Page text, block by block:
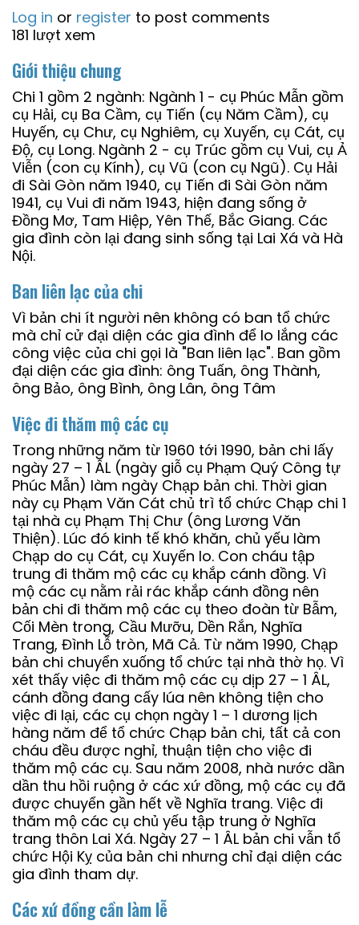
Log in or register to post comments
181 lượt xem
Giới thiệu chung
Chi 1 gồm 2 ngành: Ngành 1 - cụ Phúc Mẫn gồm
cụ Hải, cụ Ba Cầm, cụ Tiến (cụ Năm Cầm), cụ
Huyến, cụ Chư, cụ Nghiêm, cụ Xuyến, cụ Cát, cụ
Độ, cụ Long. Ngành 2 - cụ Trúc gồm cụ Vui, cụ Ả
Viễn (con cụ Kính), cụ Vũ (con cụ Ngũ). Cụ Hải
đi Sài Gòn năm 1940, cụ Tiến đi Sài Gòn năm
1941, cụ Vui đi năm 1943, hiện đang sống ở
Đồng Mơ, Tam Hiệp, Yên Thế, Bắc Giang. Các
gia đình còn lại đang sinh sống tại Lai Xá và Hà
Nội.
Ban liên lạc của chi
Vì bản chi ít người nên không có ban tổ chức
mà chỉ cử đại diện các gia đình để lo lắng các
công việc của chi gọi là "Ban liên lạc". Ban gồm
đại diện các gia đình: ông Tuấn, ông Thành,
ông Bảo, ông Bình, ông Lân, ông Tâm
Việc đi thăm mộ các cụ
Trong những năm từ 1960 tới 1990, bản chi lấy
ngày 27 – 1 ÂL (ngày giỗ cụ Phạm Quý Công tự
Phúc Mẫn) làm ngày Chạp bản chi. Thời gian
này cụ Phạm Văn Cát chủ trì tổ chức Chạp chi 1
tại nhà cụ Phạm Thị Chư (ông Lương Văn
Thiện). Lúc đó kinh tế khó khăn, chủ yếu làm
Chạp do cụ Cát, cụ Xuyến lo. Con cháu tập
trung đi thăm mộ các cụ khắp cánh đồng. Vì
mộ các cụ nằm rải rác khắp cánh đồng nên
bản chi đi thăm mộ các cụ theo đoàn từ Bẫm,
Cối Mèn trong, Cầu Mưỡu, Dền Rắn, Nghĩa
Trang, Đình Lỗ tròn, Mã Cả. Từ năm 1990, Chạp
bản chi chuyển xuống tổ chức tại nhà thờ họ. Vì
xét thấy việc đi thăm mộ các cụ dịp 27 – 1 ÂL,
cánh đồng đang cấy lúa nên không tiện cho
việc đi lại, các cụ chọn ngày 1 – 1 dương lịch
hàng năm để tổ chức Chạp bản chi, tất cả con
cháu đều được nghỉ, thuận tiện cho việc đi
thăm mộ các cụ. Sau năm 2008, nhà nước dần
dần thu hồi ruộng ở các xứ đồng, mộ các cụ đã
được chuyển gần hết về Nghĩa trang. Việc đi
thăm mộ các cụ chủ yếu tập trung ở Nghĩa
trang thôn Lai Xá. Ngày 27 – 1 ÂL bản chi vẫn tổ
chức Hội Kỵ của bản chi nhưng chỉ đại diện các
gia đình tham dự.
Các xứ đồng cần làm lễ